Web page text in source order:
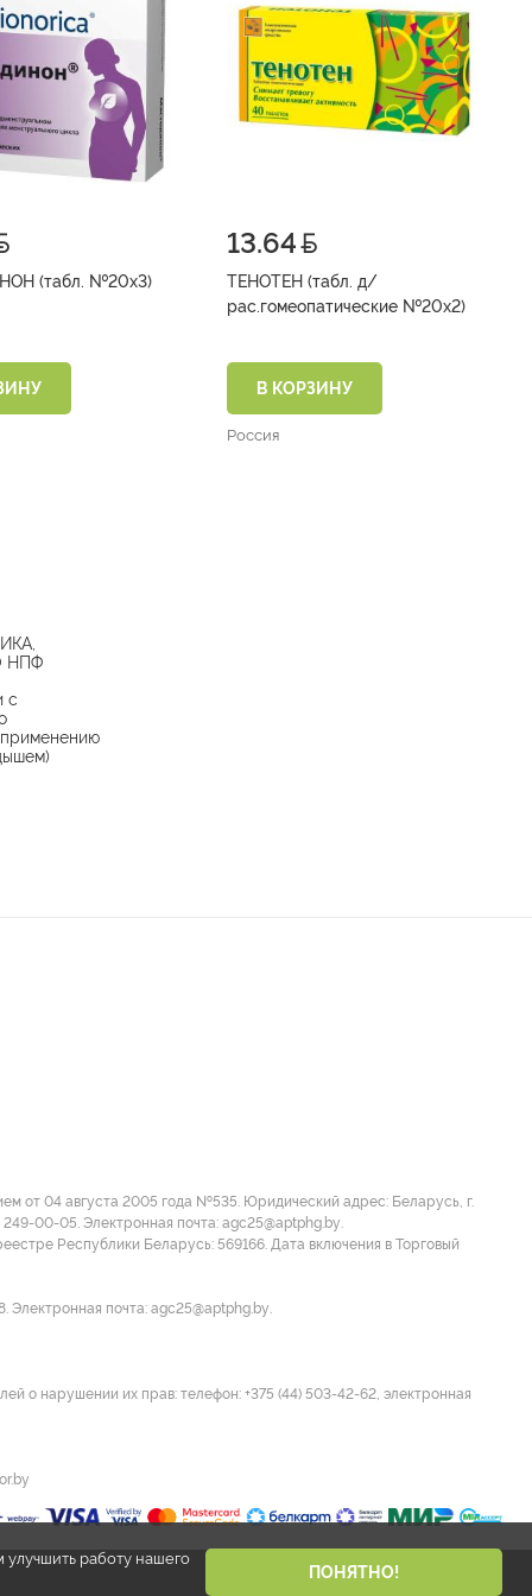
МАСТОДИНОН (табл. №20х3)
13.64
ТЕНОТЕН (табл. д/
рас.гомеопатические №20х2)
В КОРЗИНУ
Россия
НПФ
с
от 04 августа 2005 года №535. Юридический адрес: Беларусь, г.
00-05. Электронная почта: agc25@aptphg.by.
Республики Беларусь: 569166. Дата включения в Торговый
Электронная почта: agc25@aptphg.by.
о нарушении их прав: телефон: +375 (44) 503-42-62, электронная
работу нашего
ПОНЯТНО!